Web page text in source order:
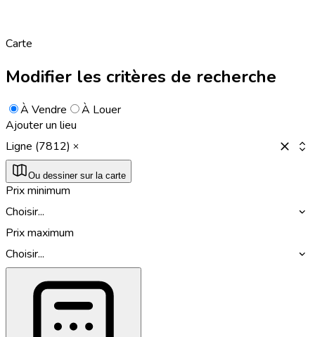
Carte
Modifier les critères de recherche
À Vendre
À Louer
Ajouter un lieu
Ligne (7812)
Ou dessiner sur la carte
Prix minimum
Choisir...
Prix maximum
Choisir...